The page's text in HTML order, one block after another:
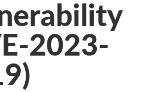
2023-